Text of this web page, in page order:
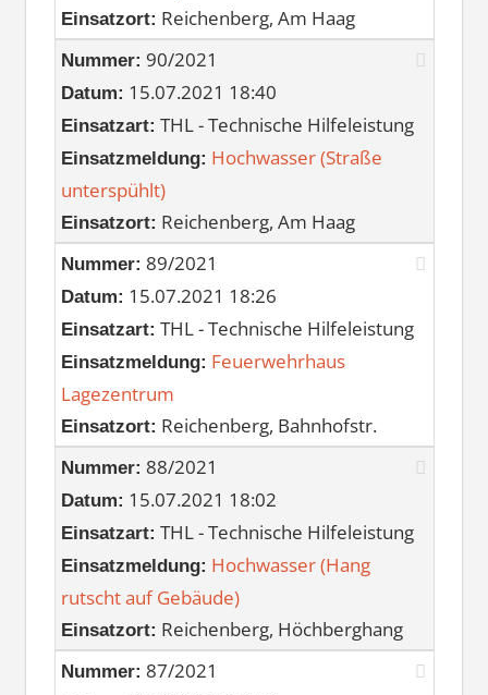
Einsatzort: Reichenberg, Am Haag
Nummer: 90/2021
Datum: 15.07.2021 18:40
Einsatzart: THL - Technische Hilfeleistung
Einsatzmeldung: Hochwasser (Straße
unterspühlt)
Einsatzort: Reichenberg, Am Haag
Nummer: 89/2021
Datum: 15.07.2021 18:26
Einsatzart: THL - Technische Hilfeleistung
Einsatzmeldung: Feuerwehrhaus
Lagezentrum
Einsatzort: Reichenberg, Bahnhofstr.
Nummer: 88/2021
Datum: 15.07.2021 18:02
Einsatzart: THL - Technische Hilfeleistung
Einsatzmeldung: Hochwasser (Hang
rutscht auf Gebäude)
Einsatzort: Reichenberg, Höchberghang
Nummer: 87/2021